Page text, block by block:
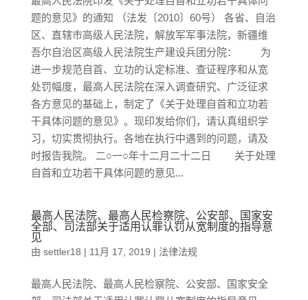
题的意见》的通知 （法发〔2010〕60号） 各省、自治
区、直辖市高级人民法院，解放军军事法院，新疆维
吾尔自治区高级人民法院生产建设兵团分院： 为
进一步规范自首、立功的认定标准、查证程序和从宽
处罚幅度，最高人民法院在深入调查研究、广泛征求
各方意见的基础上，制定了《关于处理自首和立功若
干具体问题的意见》。现印发给你们，请认真组织学
习，切实贯彻执行。各地在执行中遇到的问题，请及
时报告我院。 二○一○年十二月二十二日 关于处理
自首和立功若干具体问题的意见...
最高人民法院、最高人民检察院、公安部、国家安
全部、司法部关于适用认罪认罚从宽制度的指导意
见
由 settler18 | 11月 17, 2019 | 法律法规
最高人民法院、最高人民检察院、公安部、国家安全